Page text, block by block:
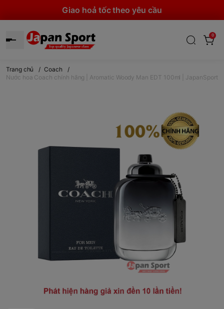
Giao hoả tốc theo yêu cầu
0
Trang chủ / Coach
/
Nước hoa Coach chính hãng | Aromatic Woody Man EDT 100ml | JapanSport